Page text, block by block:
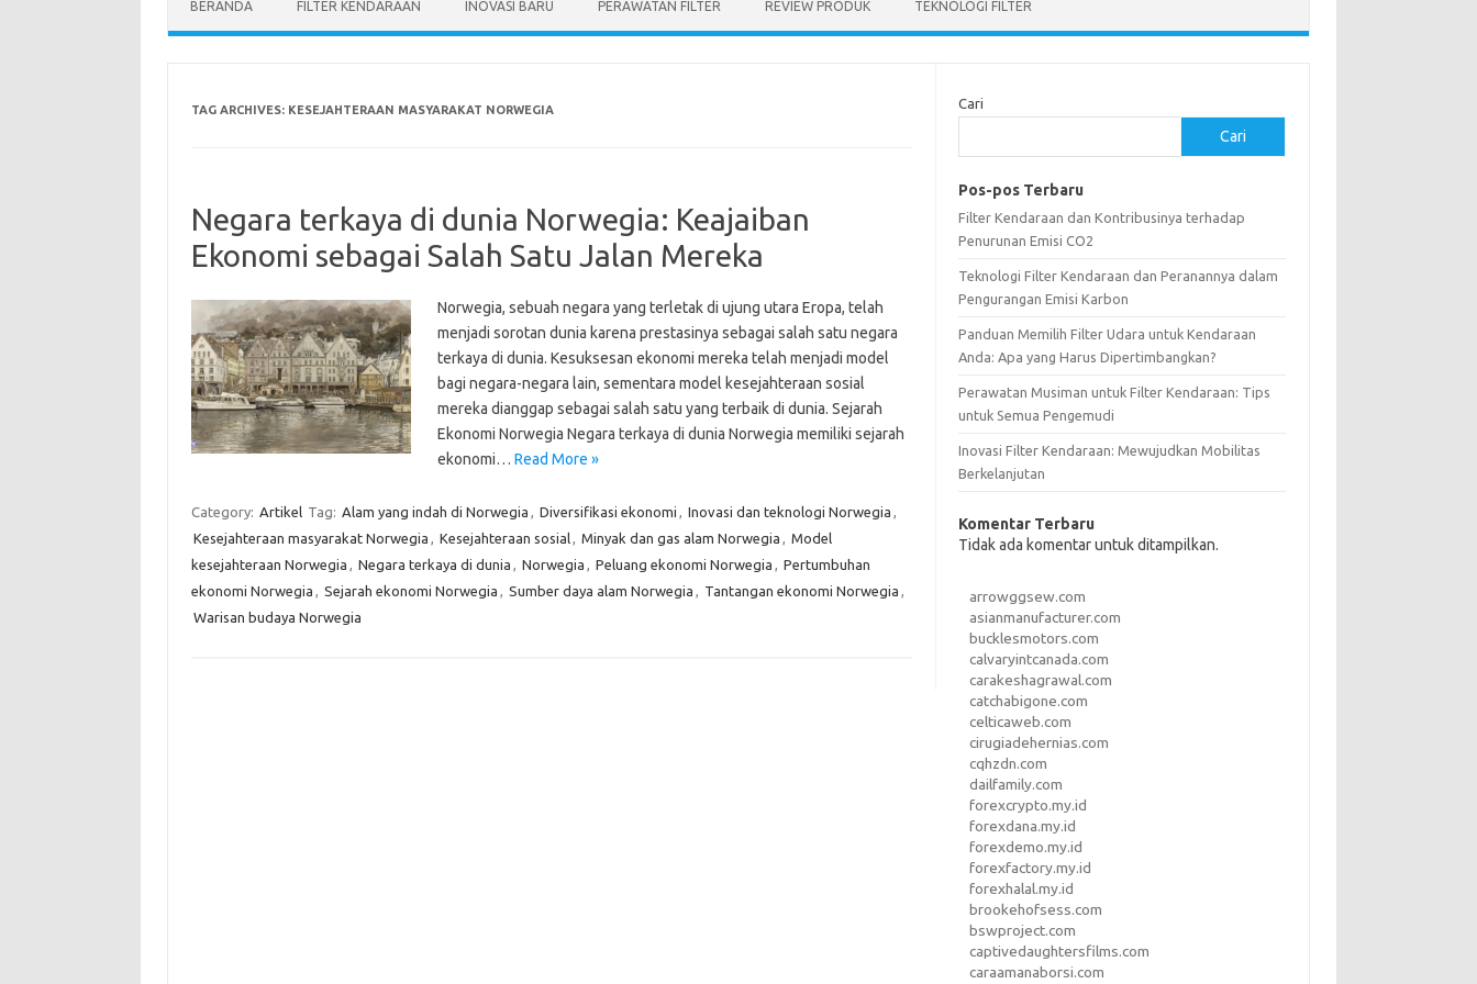
BERANDA FILTER KENDARAAN INOVASI BARU PERAWATAN FILTER REVIEW PRODUK TEKNOLOGI FILTER
TAG ARCHIVES: KESEJAHTERAAN MASYARAKAT NORWEGIA
Negara terkaya di dunia Norwegia: Keajaiban
Ekonomi sebagai Salah Satu Jalan Mereka
Norwegia, sebuah negara yang terletak di ujung utara Eropa, telah
menjadi sorotan dunia karena prestasinya sebagai salah satu negara
terkaya di dunia. Kesuksesan ekonomi mereka telah menjadi model
bagi negara-negara lain, sementara model kesejahteraan sosial
mereka dianggap sebagai salah satu yang terbaik di dunia. Sejarah
Ekonomi Norwegia Negara terkaya di dunia Norwegia memiliki sejarah
ekonomi… Read More »
Category: Artikel Tag: Alam yang indah di Norwegia , Diversifikasi ekonomi , Inovasi dan teknologi Norwegia ,
Kesejahteraan masyarakat Norwegia , Kesejahteraan sosial, Minyak dan gas alam Norwegia , Model
kesejahteraan Norwegia , Negara terkaya di dunia , Norwegia , Peluang ekonomi Norwegia , Pertumbuhan
ekonomi Norwegia , Sejarah ekonomi Norwegia , Sumber daya alam Norwegia , Tantangan ekonomi Norwegia ,
Warisan budaya Norwegia
Cari
Cari
Pos-pos Terbaru
Filter Kendaraan dan Kontribusinya terhadap
Penurunan Emisi CO2
Teknologi Filter Kendaraan dan Peranannya dalam
Pengurangan Emisi Karbon
Panduan Memilih Filter Udara untuk Kendaraan
Anda: Apa yang Harus Dipertimbangkan?
Perawatan Musiman untuk Filter Kendaraan: Tips
untuk Semua Pengemudi
Inovasi Filter Kendaraan: Mewujudkan Mobilitas
Berkelanjutan
Komentar Terbaru
Tidak ada komentar untuk ditampilkan.
arrowggsew.com
asianmanufacturer.com
bucklesmotors.com
calvaryintcanada.com
carakeshagrawal.com
catchabigone.com
celticaweb.com
cirugiadehernias.com
cqhzdn.com
dailfamily.com
forexcrypto.my.id
forexdana.my.id
forexdemo.my.id
forexfactory.my.id
forexhalal.my.id
brookehofsess.com
bswproject.com
captivedaughtersfilms.com
caraamanaborsi.com